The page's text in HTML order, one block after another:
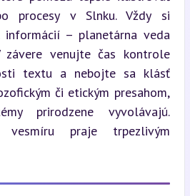
procesy v Slnku. Vždy si
– planetárna veda
závere venujte čas kontrole
textu a nebojte sa klásť
či etickým presahom,
prirodzene vyvolávajú.
vesmíru praje trpezlivým